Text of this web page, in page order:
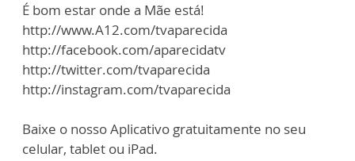
É bom estar onde a Mãe está!
http://www.A12.com/tvaparecida
http://facebook.com/aparecidatv
http://twitter.com/tvaparecida
http://instagram.com/tvaparecida
Baixe o nosso Aplicativo gratuitamente no seu
celular, tablet ou iPad.